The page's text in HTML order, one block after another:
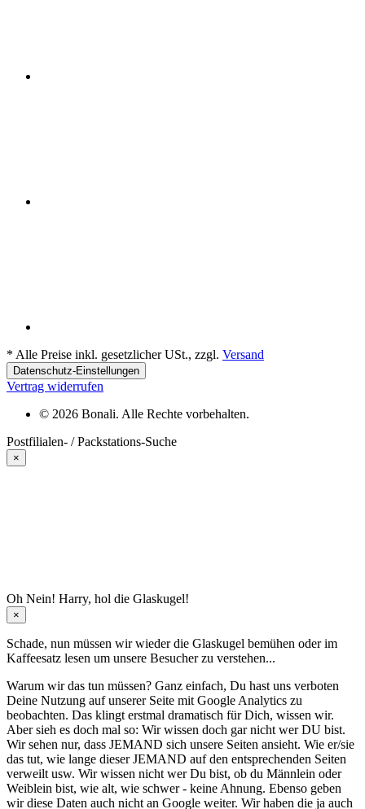
* Alle Preise inkl. gesetzlicher USt., zzgl. Versand
Datenschutz-Einstellungen
Vertrag widerrufen
© 2026 Bonali. Alle Rechte vorbehalten.
Postfilialen- / Packstations-Suche
×
Oh Nein! Harry, hol die Glaskugel!
×
Schade, nun müssen wir wieder die Glaskugel bemühen oder im
Kaffeesatz lesen um unsere Besucher zu verstehen...
Warum wir das tun müssen? Ganz einfach, Du hast uns verboten
Deine Nutzung auf unserer Seite mit Google Analytics zu
beobachten. Das klingt erstmal dramatisch für Dich, wissen wir.
Aber sieh es doch mal so: Wir wissen doch gar nicht wer DU bist.
Wir sehen nur, dass JEMAND sich unsere Seiten ansieht. Wie er/sie
das tut, wie lange dieser JEMAND auf den entsprechenden Seiten
verweilt usw. Wir wissen nicht wer Du bist, ob du Männlein oder
Weiblein bist, wie alt, wie schwer - keine Ahnung. Ebenso geben
wir diese Daten auch nicht an Google weiter. Wir haben die ja auch